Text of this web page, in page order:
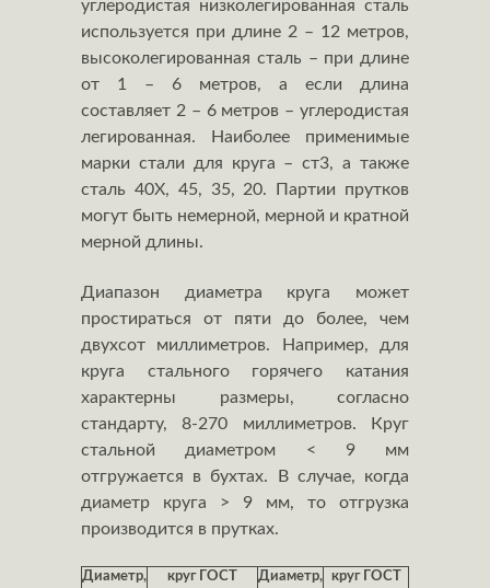
углеродистая низколегированная сталь
используется при длине 2 – 12 метров,
высоколегированная сталь – при длине
от 1 – 6 метров, а если длина
составляет 2 – 6 метров – углеродистая
легированная. Наиболее применимые
марки стали для круга – ст3, а также
сталь 40Х, 45, 35, 20. Партии прутков
могут быть немерной, мерной и кратной
мерной длины.
Диапазон диаметра круга может
простираться от пяти до более, чем
двухсот миллиметров. Например, для
круга стального горячего катания
характерны размеры, согласно
стандарту, 8-270 миллиметров. Круг
стальной диаметром < 9 мм
отгружается в бухтах. В случае, когда
диаметр круга > 9 мм, то отгрузка
производится в прутках.
Диаметр,
круг ГОСТ
Диаметр,
круг ГОСТ